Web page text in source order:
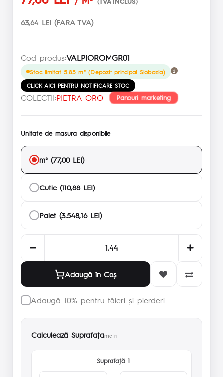
63,64 LEI (FARA TVA)
Cod produs:VALPIOROMGR01
Stoc limitat 5.85 m² (Depozit principal Slobozia)
CLICK AICI PENTRU NOTIFICARE STOC
COLECTII:PIETRA ORO Panouri marketing
Unitate de masura disponibile
m² (77,00 LEI)
Cutie (110,88 LEI)
Palet (3.548,16 LEI)
Adaugă în Coş
Adaugă 10% pentru tăieri și pierderi
Calculează Suprafaţametri
Suprafaţă 1